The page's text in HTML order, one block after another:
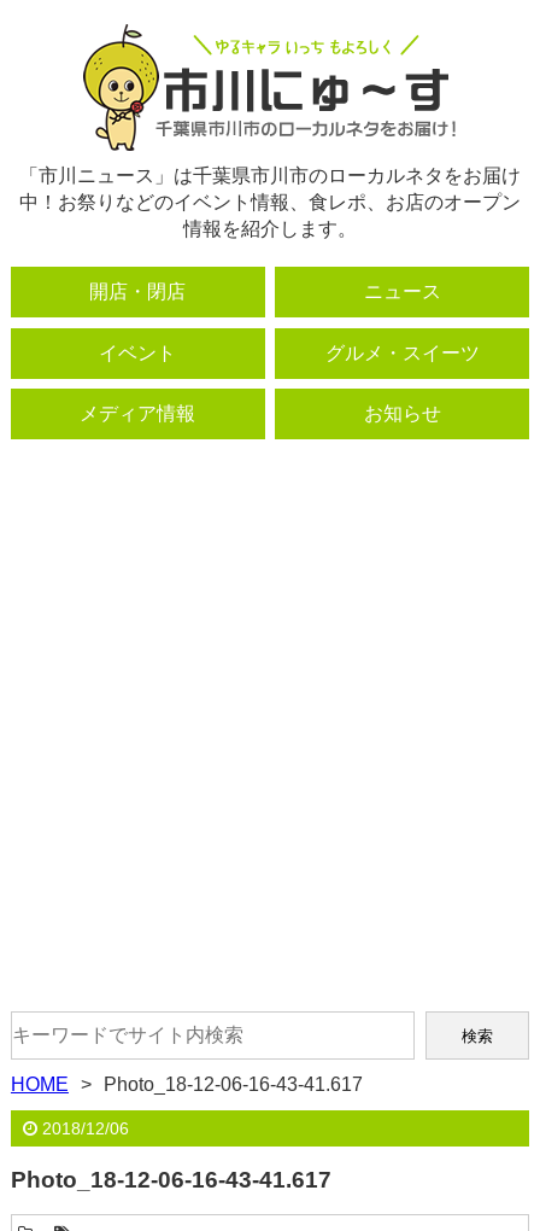
「市川ニュース」は千葉県市川市のローカルネタをお届け
中！お祭りなどのイベント情報、食レポ、お店のオープン
情報を紹介します。
開店・閉店 ニュース
イベント グルメ・スイーツ
メディア情報 お知らせ
HOME Photo_18-12-06-16-43-41.617
2018/12/06
Photo_18-12-06-16-43-41.617